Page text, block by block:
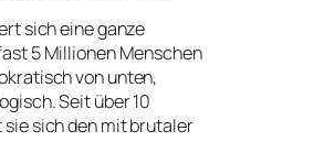
sich eine ganze
5 Millionen Menschen
von unten,
Seit über 10
sich den mit brutaler